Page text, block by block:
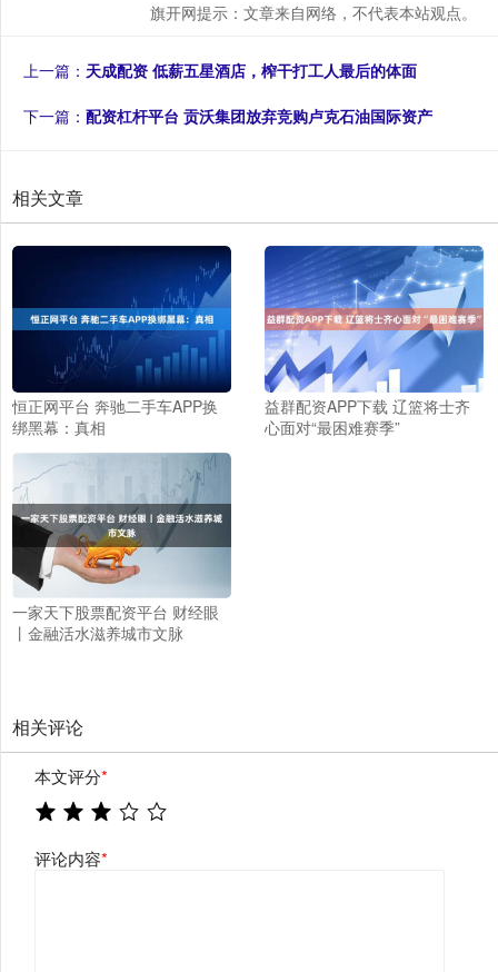
旗开网提示：文章来自网络，不代表本站观点。
上一篇： 天成配资 低薪五星酒店，榨干打工人最后的体面
下一篇： 配资杠杆平台 贡沃集团放弃竞购卢克石油国际资产
相关文章
恒正网平台 奔驰二手车APP换
绑黑幕：真相
益群配资APP下载 辽篮将士齐
心面对“最困难赛季”
一家天下股票配资平台 财经眼
丨金融活水滋养城市文脉
相关评论
本文评分*
评论内容*